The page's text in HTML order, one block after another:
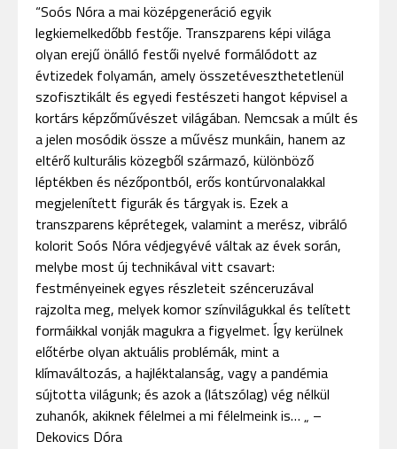
“Soós Nóra a mai középgeneráció egyik
legkiemelkedőbb festője. Transzparens képi világa
olyan erejű önálló festői nyelvé formálódott az
évtizedek folyamán, amely összetéveszthetetlenül
szofisztikált és egyedi festészeti hangot képvisel a
kortárs képzőművészet világában. Nemcsak a múlt és
a jelen mosódik össze a művész munkáin, hanem az
eltérő kulturális közegből származó, különböző
léptékben és nézőpontból, erős kontúrvonalakkal
megjelenített figurák és tárgyak is. Ezek a
transzparens képrétegek, valamint a merész, vibráló
kolorit Soós Nóra védjegyévé váltak az évek során,
melybe most új technikával vitt csavart:
festményeinek egyes részleteit szénceruzával
rajzolta meg, melyek komor színvilágukkal és telített
formáikkal vonják magukra a figyelmet. Így kerülnek
előtérbe olyan aktuális problémák, mint a
klímaváltozás, a hajléktalanság, vagy a pandémia
sújtotta világunk; és azok a (látszólag) vég nélkül
zuhanók, akiknek félelmei a mi félelmeink is… „ –
Dekovics Dóra